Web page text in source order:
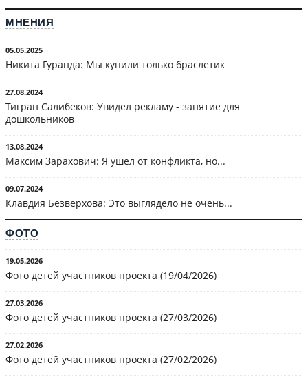
МНЕНИЯ
05.05.2025
Никита Гуранда: Мы купили только браслетик
27.08.2024
Тигран Салибеков: Увидел рекламу - занятие для
дошкольников
13.08.2024
Максим Зарахович: Я ушёл от конфликта, но...
09.07.2024
Клавдия Безверхова: Это выглядело не очень...
ФОТО
19.05.2026
Фото детей участников проекта (19/04/2026)
27.03.2026
Фото детей участников проекта (27/03/2026)
27.02.2026
Фото детей участников проекта (27/02/2026)